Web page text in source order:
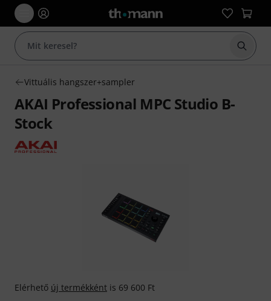
Vittuális hangszer+sampler
AKAI Professional MPC Studio B-
Stock
Elérhető új termékként is 69 600 Ft